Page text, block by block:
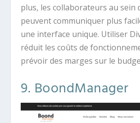
plus, les collaborateurs au sein
peuvent communiquer plus
une interface unique. Utiliser
réduit les coûts de
prévoir des marges sur le
9. BoondManager